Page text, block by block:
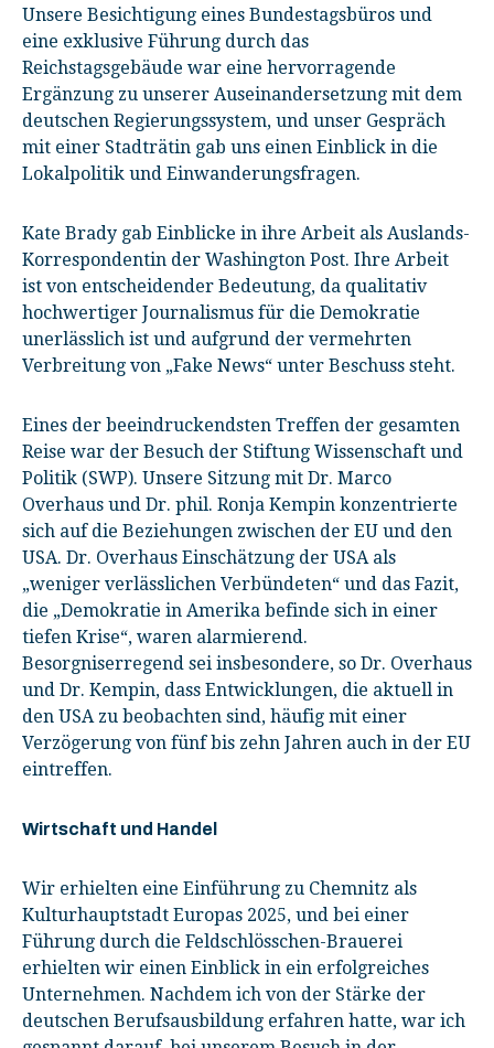
Unsere Besichtigung eines Bundestagsbüros und
eine exklusive Führung durch das
Reichstagsgebäude war eine hervorragende
Ergänzung zu unserer Auseinandersetzung mit dem
deutschen Regierungssystem, und unser Gespräch
mit einer Stadträtin gab uns einen Einblick in die
Lokalpolitik und Einwanderungsfragen.
Kate Brady gab Einblicke in ihre Arbeit als Auslands-
Korrespondentin der Washington Post. Ihre Arbeit
ist von entscheidender Bedeutung, da qualitativ
hochwertiger Journalismus für die Demokratie
unerlässlich ist und aufgrund der vermehrten
Verbreitung von „Fake News“ unter Beschuss steht.
Eines der beeindruckendsten Treffen der gesamten
Reise war der Besuch der Stiftung Wissenschaft und
Politik (SWP). Unsere Sitzung mit Dr. Marco
Overhaus und Dr. phil. Ronja Kempin konzentrierte
sich auf die Beziehungen zwischen der EU und den
USA. Dr. Overhaus Einschätzung der USA als
„weniger verlässlichen Verbündeten“ und das Fazit,
die „Demokratie in Amerika befinde sich in einer
tiefen Krise“, waren alarmierend.
Besorgniserregend sei insbesondere, so Dr. Overhaus
und Dr. Kempin, dass Entwicklungen, die aktuell in
den USA zu beobachten sind, häufig mit einer
Verzögerung von fünf bis zehn Jahren auch in der EU
eintreffen.
Wirtschaft und Handel
Wir erhielten eine Einführung zu Chemnitz als
Kulturhauptstadt Europas 2025, und bei einer
Führung durch die Feldschlösschen-Brauerei
erhielten wir einen Einblick in ein erfolgreiches
Unternehmen. Nachdem ich von der Stärke der
deutschen Berufsausbildung erfahren hatte, war ich